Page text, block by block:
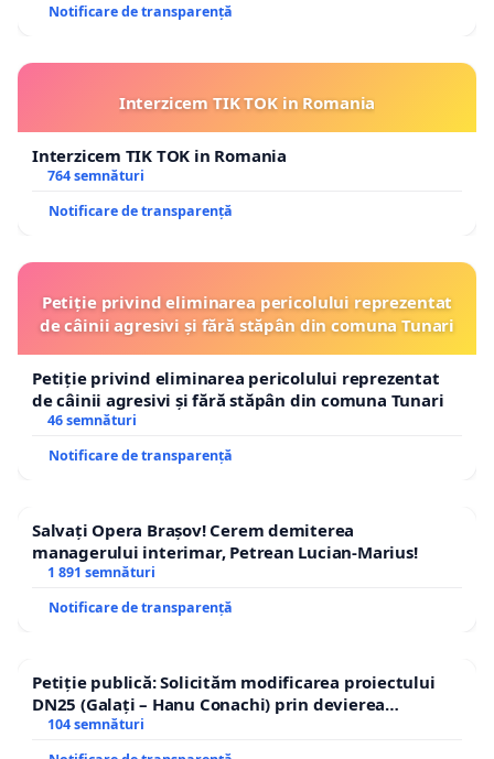
Notificare de transparență
Interzicem TIK TOK in Romania
Interzicem TIK TOK in Romania
764 semnături
Notificare de transparență
Petiție privind eliminarea pericolului reprezentat
de câinii agresivi și fără stăpân din comuna Tunari
Petiție privind eliminarea pericolului reprezentat
de câinii agresivi și fără stăpân din comuna Tunari
46 semnături
Notificare de transparență
Salvați Opera Brașov! Cerem demiterea
managerului interimar, Petrean Lucian-Marius!
1 891 semnături
Notificare de transparență
Petiție publică: Solicităm modificarea proiectului
DN25 (Galați – Hanu Conachi) prin devierea
traseului în afara localităților!
104 semnături